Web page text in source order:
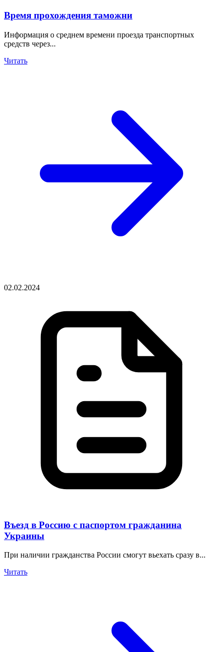
Время прохождения таможни
Информация о среднем времени проезда транспортных
средств через...
Читать
02.02.2024
Въезд в Россию с паспортом гражданина
Украины
При наличии гражданства России смогут вьехать сразу в...
Читать